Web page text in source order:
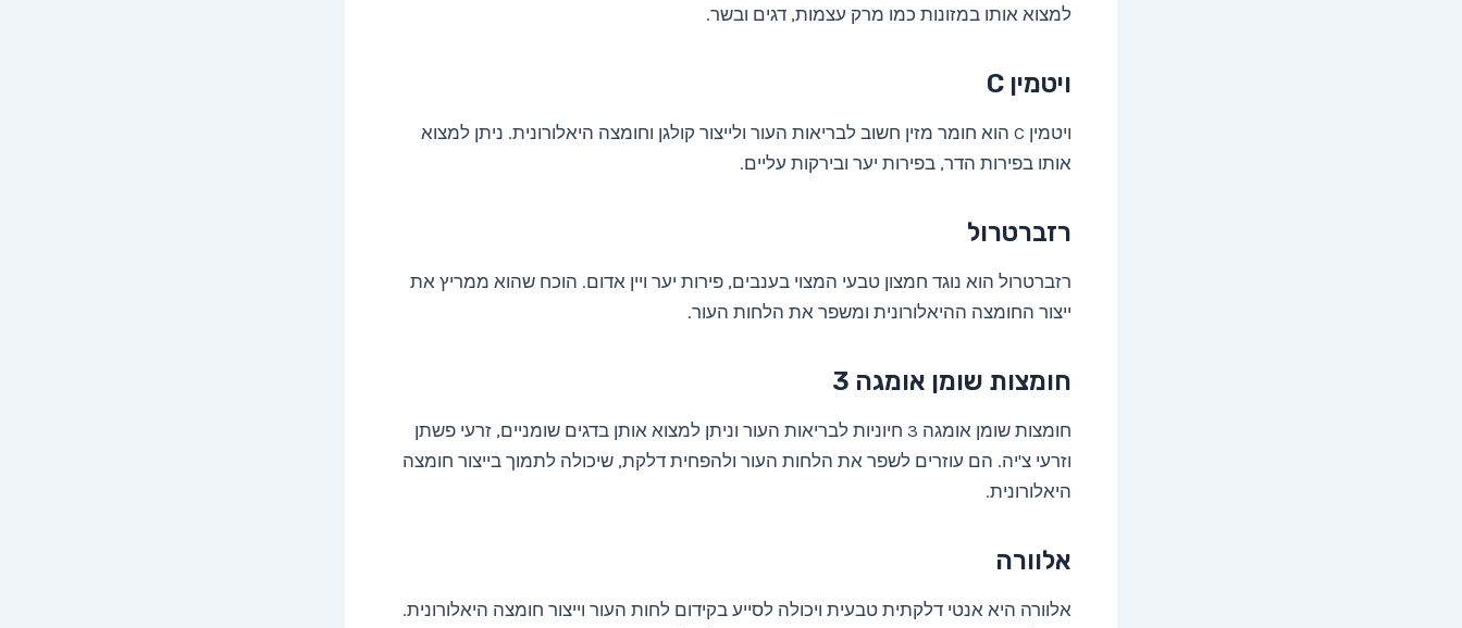
למצוא אותו במזונות כמו מרק עצמות, דגים ובשר.
ויטמין C
ויטמין C הוא חומר מזין חשוב לבריאות העור ולייצור קולגן וחומצה היאלורונית. ניתן למצוא
אותו בפירות הדר, בפירות יער ובירקות עליים.
רזברטרול
רזברטרול הוא נוגד חמצון טבעי המצוי בענבים, פירות יער ויין אדום. הוכח שהוא ממריץ את
ייצור החומצה ההיאלורונית ומשפר את הלחות העור.
חומצות שומן אומגה 3
חומצות שומן אומגה 3 חיוניות לבריאות העור וניתן למצוא אותן בדגים שומניים, זרעי פשתן
וזרעי צ'יה. הם עוזרים לשפר את הלחות העור ולהפחית דלקת, שיכולה לתמוך בייצור חומצה
היאלורונית.
אלוורה
אלוורה היא אנטי דלקתית טבעית ויכולה לסייע בקידום לחות העור וייצור חומצה היאלורונית.